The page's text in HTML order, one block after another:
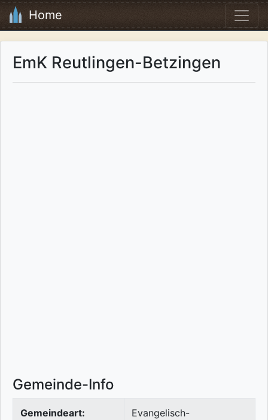
Home
EmK Reutlingen-Betzingen
Gemeinde-Info
Gemeindeart:
Evangelisch-